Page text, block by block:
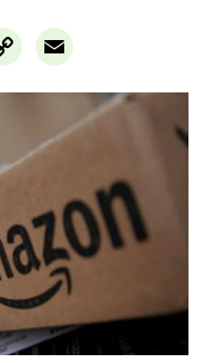
Copy
Link
Email